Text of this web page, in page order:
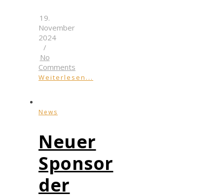
19.
November
2024
/
No
Comments
Weiterlesen...
News
Neuer
Sponsor
der